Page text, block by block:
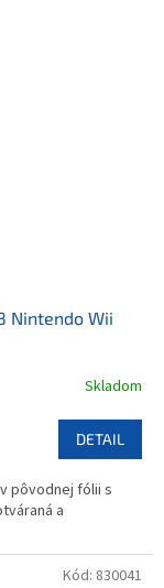
Nintendo Wii
Skladom
DETAIL
pôvodnej fólii s
a
Kód: 830041